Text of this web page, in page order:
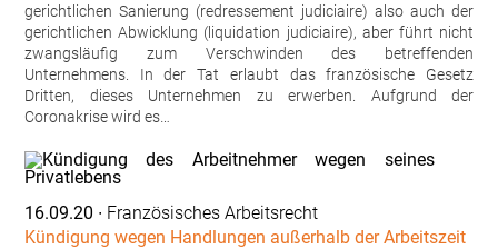
gerichtlichen Sanierung (redressement judiciaire) also auch der
gerichtlichen Abwicklung (liquidation judiciaire), aber führt nicht
zwangsläufig zum Verschwinden des betreffenden
Unternehmens. In der Tat erlaubt das französische Gesetz
Dritten, dieses Unternehmen zu erwerben. Aufgrund der
Coronakrise wird es…
16.09.20 ∙ Französisches Arbeitsrecht
Kündigung wegen Handlungen außerhalb der Arbeitszeit